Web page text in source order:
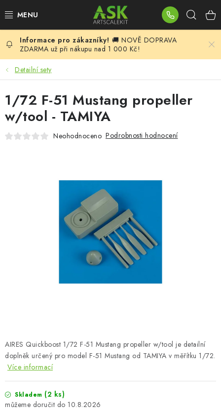
na
BLOG
SUMMER DAYS
WARHAMMER
ASK PRODUKTY
DOPLŇKY K MODELŮM
BARVY A POMŮCKY
O nás Moje objednávka Kontakty
Doprava a platba
Obchodní podmínky
Reklamační řád
Velkoobchod (B2B)
Převodník modelářských barev
🚚 NOVĚ DOPRAVA
ZDARMA už při nákupu nad 1 000 Kč!
Detailní sety
AIRES Quickboost 1/72 F-51 Mustang propeller w/tool je detailní
doplněk určený pro model F-51 Mustang od TAMIYA v měřítku 1/72.
Více informací
Skladem (2 ks)
10.8.2026
1/72 F-51 Mustang propeller
w/tool - TAMIYA
Neohodnoceno Podrobnosti hodnocení